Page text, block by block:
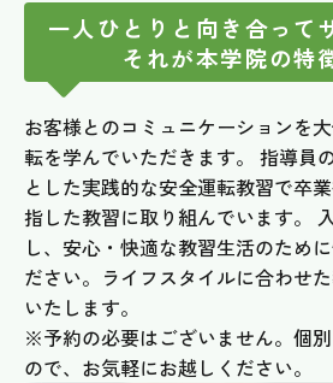
一人ひとりと向き合って
それが本学院の特
お客様とのコミュニケーションを
転を学んでいただきます。 指導員
とした実践的な安全運転教習で卒
指した教習に取り組んでいます。
し、安心・快適な教習生活のため
ださい。ライフスタイルに合わせ
いたします。
※予約の必要はございません。個
ので、お気軽にお越しください。